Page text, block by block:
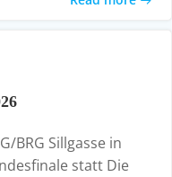
BRG Sillgasse in
statt Die